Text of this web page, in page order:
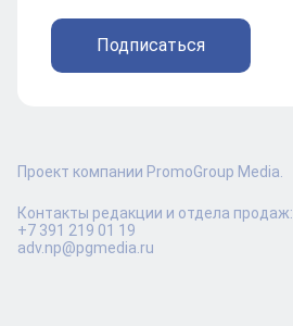
Подписаться
Проект компании PromoGroup Media.
Контакты редакции и отдела продаж:
+7 391 219 01 19
adv.np@pgmedia.ru